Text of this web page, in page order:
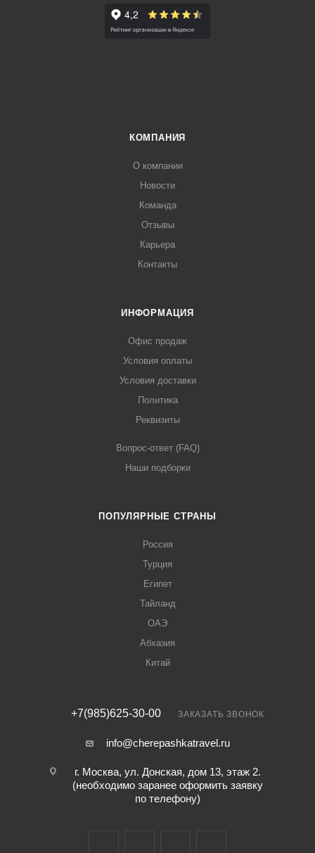
КОМПАНИЯ
О компании
Новости
Команда
Отзывы
Карьера
Контакты
ИНФОРМАЦИЯ
Офис продаж
Условия оплаты
Условия доставки
Политика
Реквизиты
Вопрос-ответ (FAQ)
Наши подборки
ПОПУЛЯРНЫЕ СТРАНЫ
Россия
Турция
Египет
Тайланд
ОАЭ
Абхазия
Китай
+7(985)625-30-00 ЗАКАЗАТЬ ЗВОНОК
info@cherepashkatravel.ru
г. Москва, ул. Донская, дом 13, этаж 2.
(необходимо заранее оформить заявку
по телефону)